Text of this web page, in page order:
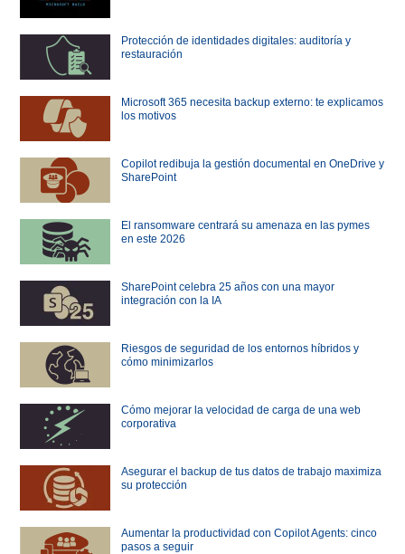
Protección de identidades digitales: auditoría y
restauración
Microsoft 365 necesita backup externo: te explicamos
los motivos
Copilot redibuja la gestión documental en OneDrive y
SharePoint
El ransomware centrará su amenaza en las pymes
en este 2026
SharePoint celebra 25 años con una mayor
integración con la IA
Riesgos de seguridad de los entornos híbridos y
cómo minimizarlos
Cómo mejorar la velocidad de carga de una web
corporativa
Asegurar el backup de tus datos de trabajo maximiza
su protección
Aumentar la productividad con Copilot Agents: cinco
pasos a seguir